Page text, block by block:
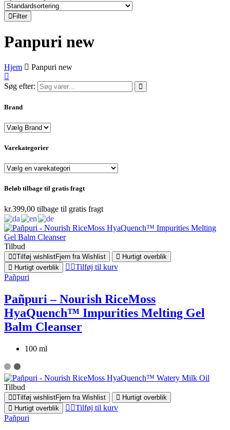
Filter
Panpuri new
Hjem Panpuri new
Søg efter:
Brand
Varekategorier
Beløb tilbage til gratis fragt
kr.399,00 tilbage til gratis fragt
Tilbud
Tilføj wishlistFjern fra Wishlist
Hurtigt overblik
Hurtigt overblik
Tilføj til kurv
Pañpuri
Pañpuri – Nourish RiceMoss
HyaQuench™ Impurities Melting Gel
Balm Cleanser
100 ml
Tilbud
Tilføj wishlistFjern fra Wishlist
Hurtigt overblik
Hurtigt overblik
Tilføj til kurv
Pañpuri